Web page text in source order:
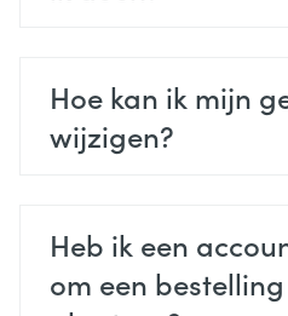
Hoe kan ik mijn
wijzigen?
Heb ik een
om een